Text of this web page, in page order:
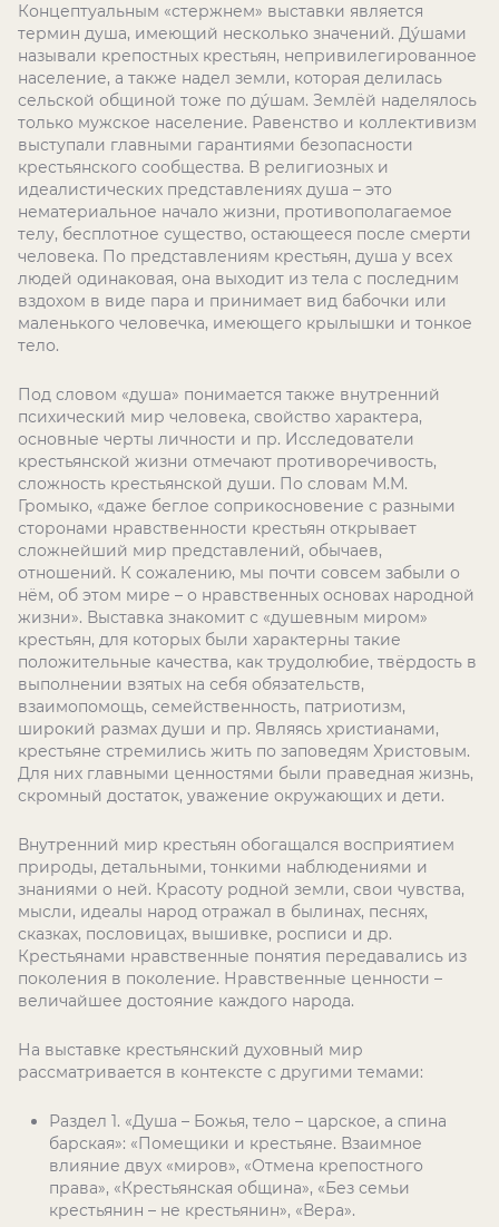
Концептуальным «стержнем» выставки является
термин душа, имеющий несколько значений. Ду́шами
называли крепостных крестьян, непривилегированное
население, а также надел земли, которая делилась
сельской общиной тоже по ду́шам. Землёй наделялось
только мужское население. Равенство и коллективизм
выступали главными гарантиями безопасности
крестьянского сообщества. В религиозных и
идеалистических представлениях душа – это
нематериальное начало жизни, противополагаемое
телу, бесплотное существо, остающееся после смерти
человека. По представлениям крестьян, душа у всех
людей одинаковая, она выходит из тела с последним
вздохом в виде пара и принимает вид бабочки или
маленького человечка, имеющего крылышки и тонкое
тело.
Под словом «душа» понимается также внутренний
психический мир человека, свойство характера,
основные черты личности и пр. Исследователи
крестьянской жизни отмечают противоречивость,
сложность крестьянской души. По словам М.М.
Громыко, «даже беглое соприкосновение с разными
сторонами нравственности крестьян открывает
сложнейший мир представлений, обычаев,
отношений. К сожалению, мы почти совсем забыли о
нём, об этом мире – о нравственных основах народной
жизни». Выставка знакомит с «душевным миром»
крестьян, для которых были характерны такие
положительные качества, как трудолюбие, твёрдость в
выполнении взятых на себя обязательств,
взаимопомощь, семейственность, патриотизм,
широкий размах души и пр. Являясь христианами,
крестьяне стремились жить по заповедям Христовым.
Для них главными ценностями были праведная жизнь,
скромный достаток, уважение окружающих и дети.
Внутренний мир крестьян обогащался восприятием
природы, детальными, тонкими наблюдениями и
знаниями о ней. Красоту родной земли, свои чувства,
мысли, идеалы народ отражал в былинах, песнях,
сказках, пословицах, вышивке, росписи и др.
Крестьянами нравственные понятия передавались из
поколения в поколение. Нравственные ценности –
величайшее достояние каждого народа.
На выставке крестьянский духовный мир
рассматривается в контексте с другими темами:
Раздел 1. «Душа – Божья, тело – царское, а спина
барская»: «Помещики и крестьяне. Взаимное
влияние двух «миров», «Отмена крепостного
права», «Крестьянская община», «Без семьи
крестьянин – не крестьянин», «Вера».